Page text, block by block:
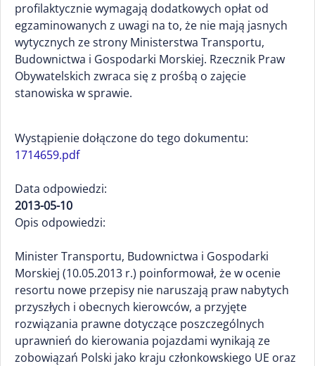
profilaktycznie wymagają dodatkowych opłat od
egzaminowanych z uwagi na to, że nie mają jasnych
wytycznych ze strony Ministerstwa Transportu,
Budownictwa i Gospodarki Morskiej. Rzecznik Praw
Obywatelskich zwraca się z prośbą o zajęcie
stanowiska w sprawie.
Wystąpienie dołączone do tego dokumentu:
1714659.pdf
Data odpowiedzi:
2013-05-10
Opis odpowiedzi:
Minister Transportu, Budownictwa i Gospodarki
Morskiej (10.05.2013 r.) poinformował, że w ocenie
resortu nowe przepisy nie naruszają praw nabytych
przyszłych i obecnych kierowców, a przyjęte
rozwiązania prawne dotyczące poszczególnych
uprawnień do kierowania pojazdami wynikają ze
zobowiązań Polski jako kraju członkowskiego UE oraz